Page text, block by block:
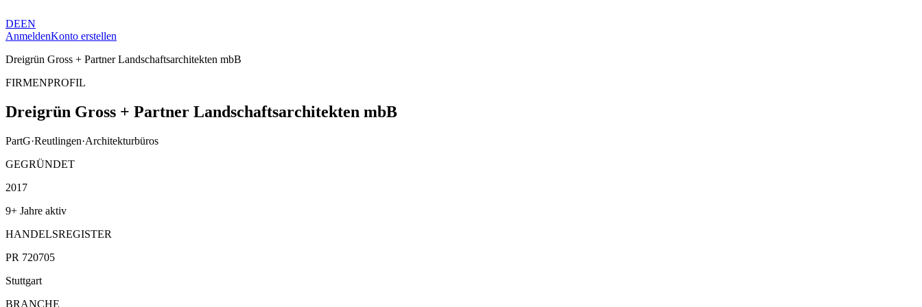
DEEN
AnmeldenKonto erstellen
Dreigrün Gross + Partner Landschaftsarchitekten mbB
FIRMENPROFIL
Dreigrün Gross + Partner Landschaftsarchitekten mbB
PartG·Reutlingen·Architekturbüros
GEGRÜNDET
2017
9+ Jahre aktiv
HANDELSREGISTER
PR 720705
Stuttgart
BRANCHE